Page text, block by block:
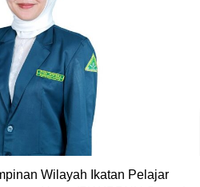
Wilayah Ikatan Pelajar